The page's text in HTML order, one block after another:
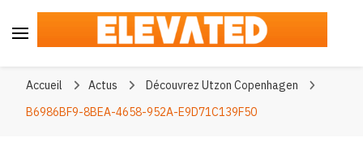
Accueil Actus
Découvrez Utzon Copenhagen
B6986BF9-8BEA-4658-952A-E9D71C139F50